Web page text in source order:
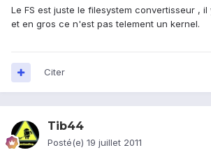
Le FS est juste le filesystem convertisseur ,
et en gros ce n'est pas telement un kernel.
Citer
Tib44
Posté(e) 19 juillet 2011